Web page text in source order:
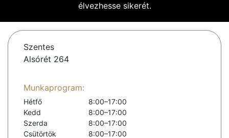
élvezhesse sikerét.
Szentes
Alsórét 264
Munkaprogram:
Hétfő
8:00–17:00
Kedd
8:00–17:00
Szerda
8:00–17:00
Csütörtök
8:00–17:00